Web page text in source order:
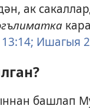
ак
13:14; Ишагыя
башлап